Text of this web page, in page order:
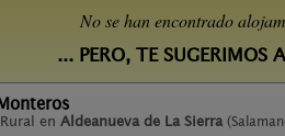
No se han encontrado
... PERO, TE SUGERIMOS
en Aldeanueva de La Sierra